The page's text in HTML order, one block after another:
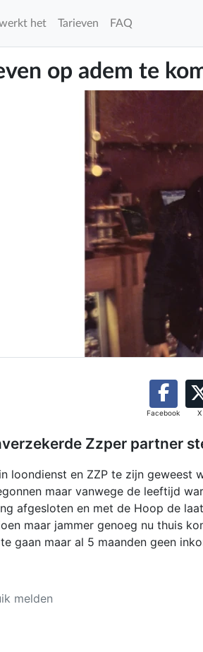
het Tarieven FAQ
op adem te
Facebook X
Zzper partner
loondienst en ZZP te zijn
maar vanwege de leeftijd
afgesloten en met de Hoop de
maar jammer genoeg nu thuis
gaan maar al 5 maanden geen
melden